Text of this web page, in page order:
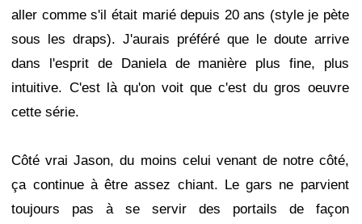
aller comme s'il était marié depuis 20 ans (style je pète
sous les draps). J'aurais préféré que le doute arrive
dans l'esprit de Daniela de manière plus fine, plus
intuitive. C'est là qu'on voit que c'est du gros oeuvre
cette série.
Côté vrai Jason, du moins celui venant de notre côté,
ça continue à être assez chiant. Le gars ne parvient
toujours pas à se servir des portails de façon